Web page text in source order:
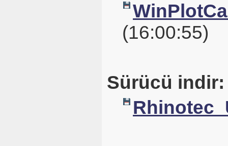
(16:00:55)
Sürücü indir: